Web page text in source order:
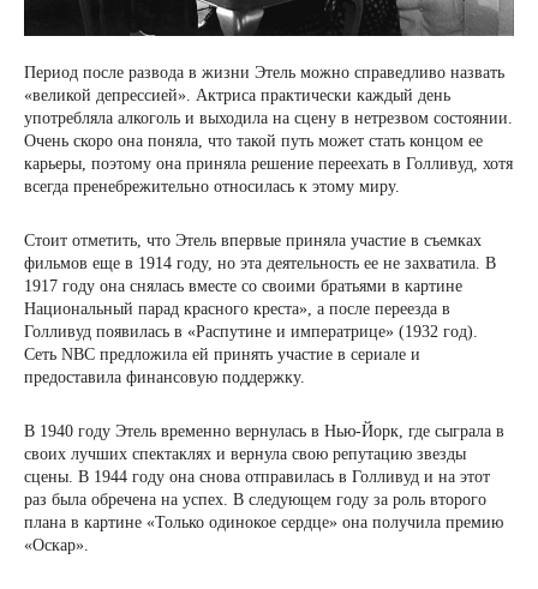
Период после развода в жизни Этель можно справедливо назвать
«великой депрессией». Актриса практически каждый день
употребляла алкоголь и выходила на сцену в нетрезвом состоянии.
Очень скоро она поняла, что такой путь может стать концом ее
карьеры, поэтому она приняла решение переехать в Голливуд, хотя
всегда пренебрежительно относилась к этому миру.
Стоит отметить, что Этель впервые приняла участие в съемках
фильмов еще в 1914 году, но эта деятельность ее не захватила. В
1917 году она снялась вместе со своими братьями в картине
Национальный парад красного креста», а после переезда в
Голливуд появилась в «Распутине и императрице» (1932 год).
Сеть NBC предложила ей принять участие в сериале и
предоставила финансовую поддержку.
В 1940 году Этель временно вернулась в Нью-Йорк, где сыграла в
своих лучших спектаклях и вернула свою репутацию звезды
сцены. В 1944 году она снова отправилась в Голливуд и на этот
раз была обречена на успех. В следующем году за роль второго
плана в картине «Только одинокое сердце» она получила премию
«Оскар».